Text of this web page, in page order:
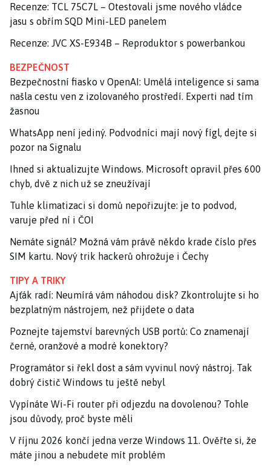
Recenze: TCL 75C7L – Otestovali jsme nového vládce
jasu s obřím SQD Mini-LED panelem
Recenze: JVC XS-E934B – Reproduktor s powerbankou
BEZPEČNOST
Bezpečnostní fiasko v OpenAI: Umělá inteligence si sama
našla cestu ven z izolovaného prostředí. Experti nad tím
žasnou
WhatsApp není jediný. Podvodníci mají nový fígl, dejte si
pozor na Signalu
Ihned si aktualizujte Windows. Microsoft opravil přes 600
chyb, dvě z nich už se zneužívají
Tuhle klimatizaci si domů nepořizujte: je to podvod,
varuje před ní i ČOI
Nemáte signál? Možná vám právě někdo krade číslo přes
SIM kartu. Nový trik hackerů ohrožuje i Čechy
TIPY A TRIKY
Ajťák radí: Neumírá vám náhodou disk? Zkontrolujte si ho
bezplatným nástrojem, než přijdete o data
Poznejte tajemství barevných USB portů: Co znamenají
černé, oranžové a modré konektory?
Programátor si řekl dost a sám vyvinul nový nástroj. Tak
dobrý čistič Windows tu ještě nebyl
Vypínáte Wi-Fi router při odjezdu na dovolenou? Tohle
jsou důvody, proč byste měli
V říjnu 2026 končí jedna verze Windows 11. Ověřte si, že
máte jinou a nebudete mít problém